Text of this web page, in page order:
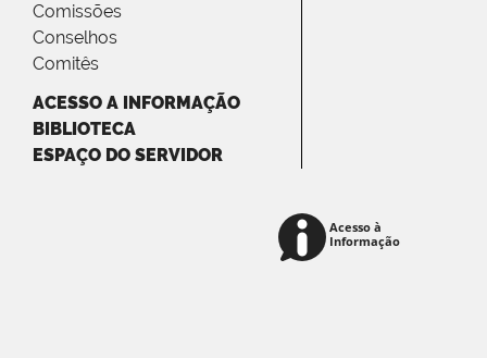
Comissões
Conselhos
Comitês
ACESSO A INFORMAÇÃO
BIBLIOTECA
ESPAÇO DO SERVIDOR